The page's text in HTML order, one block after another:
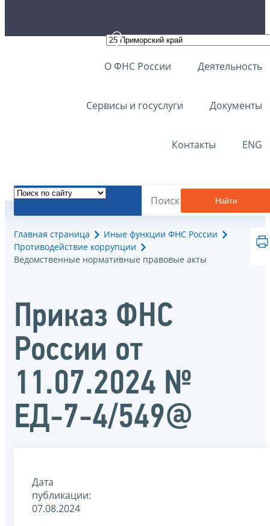
О ФНС России Деятельность
Сервисы и госуслуги Документы
Контакты ENG
Найти
Главная страница
Иные функции ФНС России
Противодействие коррупции
Ведомственные нормативные правовые акты
Приказ ФНС
России от
11.07.2024 №
ЕД-7-4/549@
Дата
публикации:
07.08.2024